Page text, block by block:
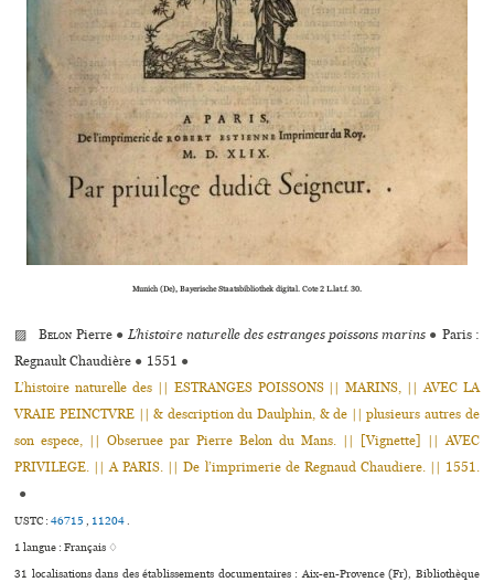
Munich (De), Bayerische Staatsbibliothek digi­tal. Cote 2 L.lat.f. 30.
▨Belon Pierre ● L’histoire naturelle des estranges poissons marins ● Paris :
Regnault Chaudière ● 1551 ●
L’his­toire natu­relle des || ESTRANGES POISSONS || MARINS, || AVEC LA
VRAIE PEINCTVRE || & des­crip­tion du Daulphin, & de || plu­sieurs autres de
son espece, || Obseruee par Pierre Belon du Mans. || [Vignette] || AVEC
PRIVILEGE. || A PARIS. || De l’impri­me­rie de Regnaud Chaudiere. || 1551.
●
USTC :46715, 11204.
1 langue :Français ♢
31 localisations dans des établissements documentaires : Aix-en-Provence (Fr), Bibliothèque